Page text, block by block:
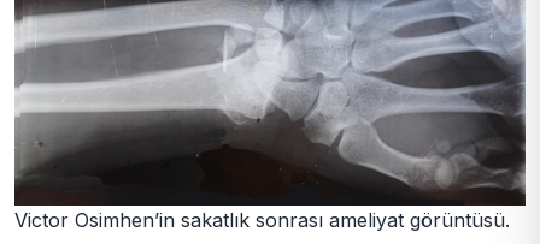
Victor Osimhen’in sakatlık sonrası ameliyat görüntüsü.